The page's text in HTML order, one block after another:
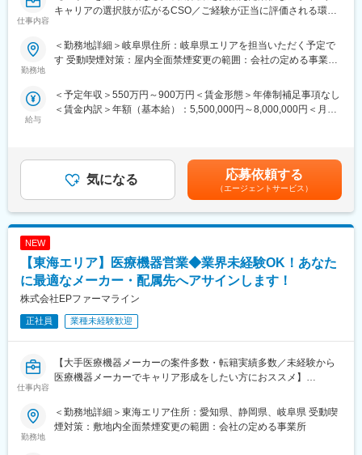
部への異動も可能です。
事担当者などの管理部門など
（３）手厚い研修体制でスキルアップができます：製品研修、ス
してのスキルのみならず、データ分析、マーケティングなど多角
的にヘルスケアのプロフェッショナル人材を育成する研修制度を
【IQVIAサービシーズジャパンについて】
・世界100以上の国と地域／8万人の社員が、医薬品の臨床開発～
プロモーションに携わり、市場を流通するほぼすべての医薬品に
関与しています
・日本においても業界トップシェアを誇り、常時100以上のPJが
稼働しています
変更の範囲：会社の定める業務
仕事内容
キャリアの選択肢が広がるCSO／ご経験が正当に評価される環
【はじめに】
～50代まで幅広く活躍しており、長期就業も叶う環境です。
医師、薬剤師に課題解決するための医薬品情報を提供、副作用情
報を収集を行っていただきます。
《具体的には...》
■新薬のプロモーション
■ジェネリック医薬品のプロモーション
※プロジェクトの状況によっては、選考保留（ご紹介できるプロジ
ェクトが出るまで保留）となる場合もございますのであらかじめ
ご認識の程よろしくお願いします※
【魅力ポイント】
初任地希望だけでなく、エリアを跨いでの転勤はないため、転勤
負担が軽減できます。2ndプロジェクト以降も希望や適性に応じ
■キャリアの選択肢を広げる働き方：
スペシャリティ領域への挑戦、新薬PJなど市場価値を高める機
勤務地
＜勤務地詳細＞岐阜県住所：岐阜県エリアを担当いただく予定で
す 受動喫煙対策：屋内全面禁煙変更の範囲：会社の定める事業所
給与
＜予定年収＞550万円～900万円＜賃金形態＞年俸制補足事項なし
＜賃金内訳＞年額（基本給）：5,500,000円～8,000,000円＜月額
度支給）※ただし支給条件有。賃金はあくまでも目安の金額であ
り、選考を通じて上下する可能性があります。月給(月額)は固定手
当を含めた表記です。
気になる 応募依頼する
（エージェントサービス）
NEW
【東海エリア】医療機器営業◆業界未経験OK！あなた
に最適なメーカー・配属先へアサインします！
株式会社EPファーマライン
正社員 業種未経験歓迎
仕事内容
【大手医療機器メーカーの案件多数・転籍実績多数／未経験から
医療機器メーカーでキャリア形成をしたい方におススメ】
■概要：
入社後は配属前研修を受けたのち、当社クライアントである医療
勤務地
＜勤務地詳細＞東海エリア住所：愛知県、静岡県、岐阜県 受動喫
煙対策：敷地内全面禁煙変更の範囲：会社の定める事業所